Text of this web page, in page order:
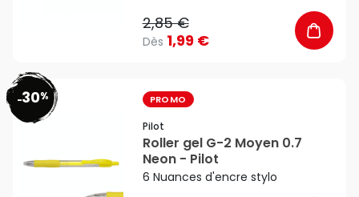
2,85 €
Dès 1,99 €
-30% PROMO
Pilot
Roller gel G-2 Moyen 0.7
Neon - Pilot
6 Nuances d'encre stylo